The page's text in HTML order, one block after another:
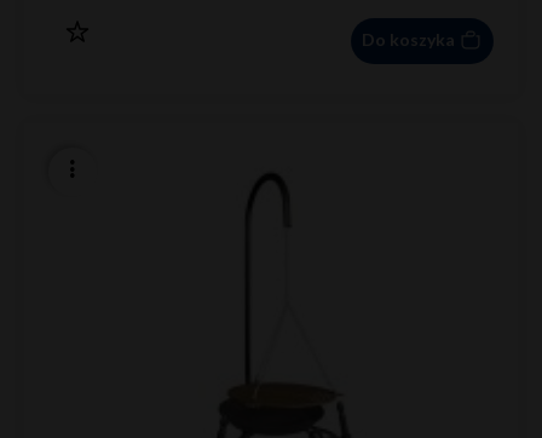
Do koszyka